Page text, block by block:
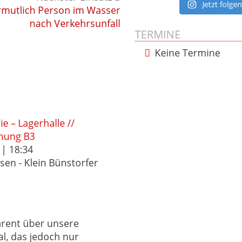
Person im Wasser
nach Verkehrsunfall
– Lagerhalle //
B3
18:34
- Klein Bünstorfer
über unsere
das jedoch nur
Jetzt folgen
TERMINE
Keine Termine